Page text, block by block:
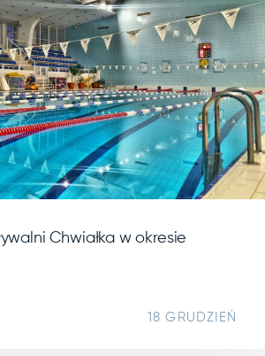
Chwiałka w okresie
18 GRUDZIEŃ